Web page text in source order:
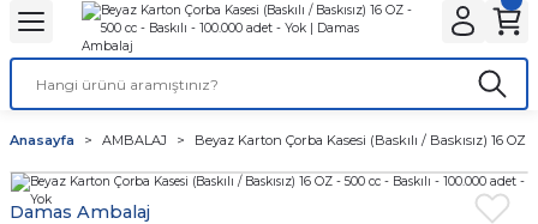
Geri Dön
Geri Dön
Stick Toz Şeker ve Tuz
Islak Mendil ve Peçete
Geri Dön
Geri Dön
Körüklü Torba
Geri Dön
Geri Dön
Anasayfa AMBALAJ Beyaz Karton Çorba Kasesi (Baskılı / Baskısız) 16 OZ
Damas Ambalaj